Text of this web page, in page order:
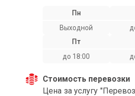
Пн
Выходной
Пт
до 18:00
Стоимость перевозки
Цена за услугу